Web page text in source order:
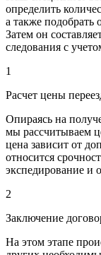
определить
а также
Затем он
следования с
1
Расчет цены
Опираясь на
мы рассчитываем
цена зависит от
относится
экспедирование и
2
Заключение
На этом этапе